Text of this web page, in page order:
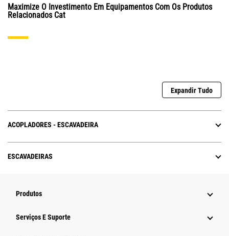
Maximize O Investimento Em Equipamentos Com Os Produtos
Relacionados Cat
Expandir Tudo
ACOPLADORES - ESCAVADEIRA
ESCAVADEIRAS
Produtos
Serviços E Suporte